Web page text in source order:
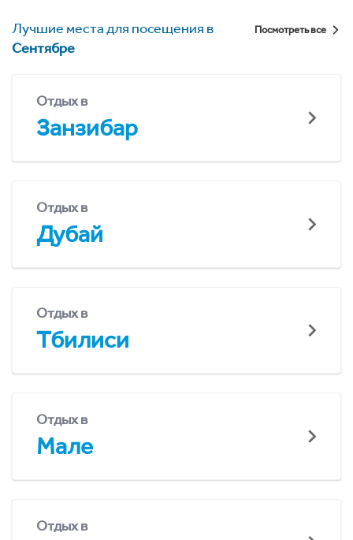
Лучшие места для посещения в
Сентябре
Посмотреть все
Отдых в
Занзибар
Отдых в
Дубай
Отдых в
Тбилиси
Отдых в
Мале
Отдых в